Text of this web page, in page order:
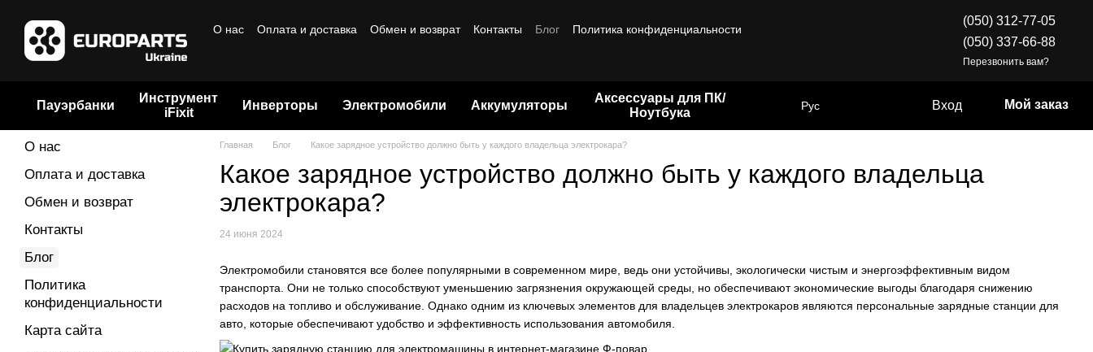
О нас
Оплата и доставка Обмен и возврат Контакты Блог
Политика конфиденциальности
(050) 312-77-05
(050) 337-66-88
Перезвонить вам?
Пауэрбанки
Инструмент
iFixit
Инверторы Электромобили Аккумуляторы
Аксессуары для ПК/
Ноутбука
Рус Вход Мой заказ
Главная Блог Какое зарядное устройство должно быть у каждого владельца электрокара?
Какое зарядное устройство должно быть у каждого владельца
электрокара?
24 июня 2024
Электромобили становятся все более популярными в современном мире, ведь они устойчивы, экологически чистым и энергоэффективным видом
транспорта. Они не только способствуют уменьшению загрязнения окружающей среды, но обеспечивают экономические выгоды благодаря снижению
расходов на топливо и обслуживание. Однако одним из ключевых элементов для владельцев электрокаров являются персональные зарядные станции для
авто, которые обеспечивают удобство и эффективность использования автомобиля.
О нас
Оплата и доставка
Обмен и возврат
Контакты
Блог
Политика
конфиденциальности
Карта сайта